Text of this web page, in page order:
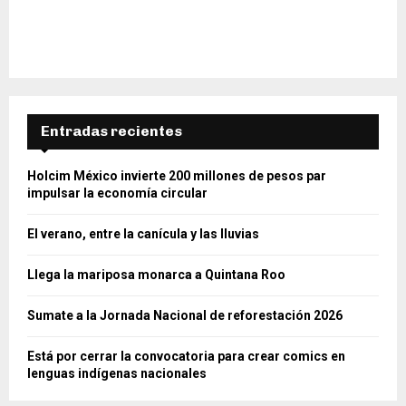
Entradas recientes
Holcim México invierte 200 millones de pesos par
impulsar la economía circular
El verano, entre la canícula y las lluvias
Llega la mariposa monarca a Quintana Roo
Sumate a la Jornada Nacional de reforestación 2026
Está por cerrar la convocatoria para crear comics en
lenguas indígenas nacionales